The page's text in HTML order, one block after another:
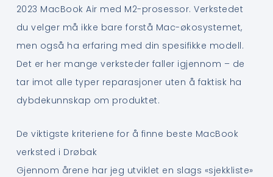
2023 MacBook Air med M2-prosessor. Verkstedet
du velger må ikke bare forstå Mac-økosystemet,
men også ha erfaring med din spesifikke modell.
Det er her mange verksteder faller igjennom – de
tar imot alle typer reparasjoner uten å faktisk ha
dybdekunnskap om produktet.
De viktigste kriteriene for å finne beste MacBook
verksted i Drøbak
Gjennom årene har jeg utviklet en slags «sjekkliste»